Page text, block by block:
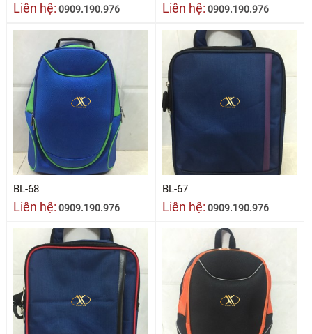
Liên hệ: 0909.190.976 Liên hệ: 0909.190.976
BL-68
Liên hệ: 0909.190.976
BL-67
Liên hệ: 0909.190.976